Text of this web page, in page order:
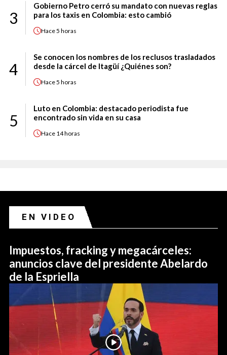
3
Gobierno Petro cerró su mandato con nuevas reglas
para los taxis en Colombia: esto cambió
Hace5 horas
4
Se conocen los nombres de los reclusos trasladados
desde la cárcel de Itagüí ¿Quiénes son?
Hace5 horas
5
Luto en Colombia: destacado periodista fue
encontrado sin vida en su casa
Hace 14 horas
EN VIDEO
Impuestos, fracking y megacárceles:
anuncios clave del presidente Abelardo
de la Espriella